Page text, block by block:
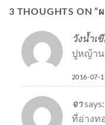
3 THOUGHTS ON “
วังน้ำเ
ปูหญ้าน
2016-07-
จาsays:
ที่อ่างท